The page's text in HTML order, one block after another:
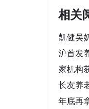
相关
凯健吴
沪首发
家机构
长友养
年底再